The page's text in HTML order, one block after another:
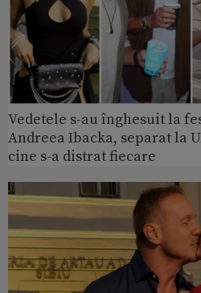
Vedetele s-au înghesuit la
Andreea Ibacka, separat la
cine s-a distrat fiecare